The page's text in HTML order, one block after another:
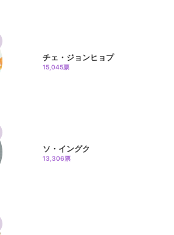
チェ・ジョンヒョプ
15,045票
ソ・イングク
13,306票